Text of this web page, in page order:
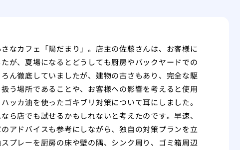
なカフェ「陽だまり」。店主の佐藤さんは、お客様に
が、夏場になるとどうしても厨房やバックヤードでの
ん徹底していましたが、建物の古さもあり、完全な駆
う場所であることや、お客様への影響を考えると使用
ッカ油を使ったゴキブリ対策について耳にしました。
ら店でも試せるかもしれないと考えたのです。早速、
アドバイスも参考にしながら、独自の対策プランを立
プレーを厨房の床や壁の隅、シンク周り、ゴミ箱周辺